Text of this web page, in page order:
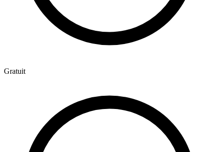
Gratuit